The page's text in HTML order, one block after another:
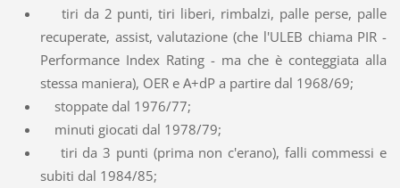
tiri da 2 punti, tiri liberi, rimbalzi, palle perse, palle
recuperate, assist, valutazione (che l'ULEB chiama PIR -
Performance Index Rating - ma che è conteggiata alla
stessa maniera), OER e A+dP a partire dal 1968/69;
stoppate dal 1976/77;
minuti giocati dal 1978/79;
tiri da 3 punti (prima non c'erano), falli commessi e
subiti dal 1984/85;